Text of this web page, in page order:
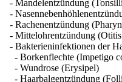
- Mandelentzündung
-
- Rachenentzündung
- Mittelohrentzündung
- Bakterieninfektionen der
- Borkenflechte (Impetigo
- Wundrose (Erysipel)
- Haarbalgentzündung